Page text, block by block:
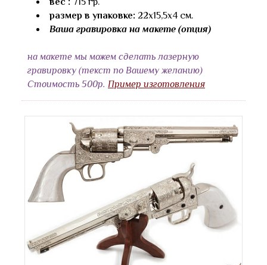
размер в упаковке: 22х15,5х4 см.
Ваша гравировка на макете (опция)
на макете мы можем сделать лазерную
гравировку (текст по Вашему желанию)
Стоимость 500р. Пример изготовления